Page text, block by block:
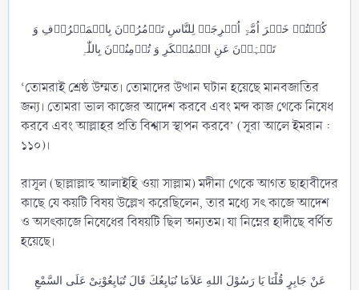
کُنۡتُمۡ خَیۡرَ اُمَّۃٍ اُخۡرِجَتۡ لِلنَّاسِ تَاۡمُرُوۡنَ بِالۡمَعۡرُوۡفِ وَ
تَنۡہَوۡنَ عَنِ الۡمُنۡکَرِ وَ تُؤۡمِنُوۡنَ بِاللّٰہِ
‘তোমরাই শ্রেষ্ঠ উম্মত। তোমাদের উত্থান ঘটান হয়েছে মানবজাতির
জন্য। তোমরা ভাল কাজের আদেশ করবে এবং মন্দ কাজ থেকে নিষেধ
করবে এবং আল্লাহর প্রতি বিশ্বাস স্থাপন করবে’ (সূরা আলে ইমরান :
১১০)।
রাসূল (ছাল্লাল্লাহু আলাইহি ওয়া সাল্লাম) মদীনা থেকে আগত ছাহাবীদের
কাছে যে কয়টি বিষয় উল্লেখ করেছিলেন, তার মধ্যে সৎ কাজে আদেশ
ও অসৎকাজে নিষেধের বিষয়টি ছিল অন্যতম। যা নিম্নের হাদীছে বর্ণিত
হয়েছে।
عَنْ جَابِرٍ قُلْنَا يَا رَسُوْلَ اللهِ عَلاَمَا نُبَايِعُكَ قَالَ تُبَايِعُوْنِىْ عَلَى السَّمْعِ